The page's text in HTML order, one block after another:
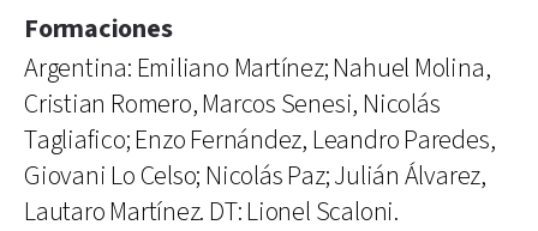
Formaciones
Argentina: Emiliano Martínez; Nahuel Molina,
Cristian Romero, Marcos Senesi, Nicolás
Tagliafico; Enzo Fernández, Leandro Paredes,
Giovani Lo Celso; Nicolás Paz; Julián Álvarez,
Lautaro Martínez. DT: Lionel Scaloni.